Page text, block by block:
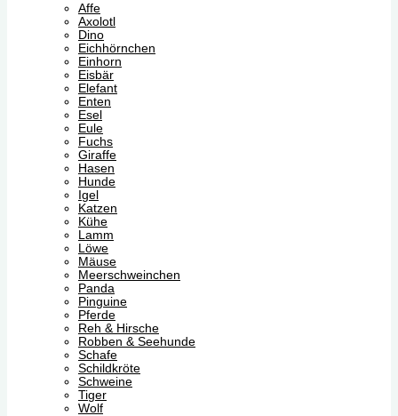
Affe
Axolotl
Dino
Eichhörnchen
Einhorn
Eisbär
Elefant
Enten
Esel
Eule
Fuchs
Giraffe
Hasen
Hunde
Igel
Katzen
Kühe
Lamm
Löwe
Mäuse
Meerschweinchen
Panda
Pinguine
Pferde
Reh & Hirsche
Robben & Seehunde
Schafe
Schildkröte
Schweine
Tiger
Wolf